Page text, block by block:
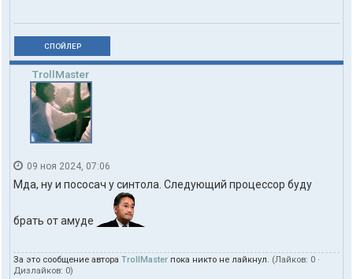
СПОЙЛЕР
TrollMaster
09 ноя 2024, 07:06
Мда, ну и пососач у синтола. Следующий процессор буду
брать от амуде
За это сообщение автора TrollMaster пока никто не лайкнул. (Лайков: 0 ·
Дизлайков: 0)